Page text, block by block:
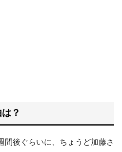
？
間後ぐらいに、ちょうど加藤さ